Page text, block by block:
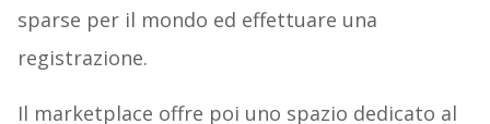
sparse per il mondo ed effettuare una
registrazione.
Il marketplace offre poi uno spazio dedicato al